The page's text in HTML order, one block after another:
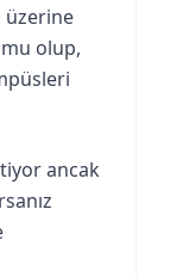
üzerine
olup,
ancak